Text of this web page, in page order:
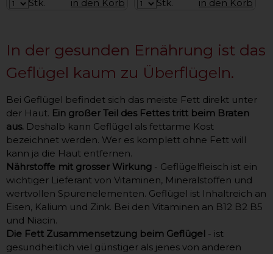
Stk. in den Korb Stk. in den Korb
In der gesunden Ernährung ist das
Geflügel kaum zu Überflügeln.
Bei Geflügel befindet sich das meiste Fett direkt unter
der Haut. Ein großer Teil des Fettes tritt beim Braten
aus. Deshalb kann Geflügel als fettarme Kost
bezeichnet werden. Wer es komplett ohne Fett will
kann ja die Haut entfernen.
Nährstoffe mit grosser Wirkung - Geflügelfleisch ist ein
wichtiger Lieferant von Vitaminen, Mineralstoffen und
wertvollen Spurenelementen. Geflügel ist Inhaltreich an
Eisen, Kalium und Zink. Bei den Vitaminen an B12 B2 B5
und Niacin.
Die Fett Zusammensetzung beim Geflügel - ist
gesundheitlich viel günstiger als jenes von anderen